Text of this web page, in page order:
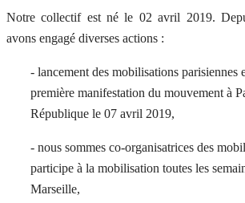
Notre collectif est né le 02 avril 2019.
avons engagé diverses actions :
- lancement des mobilisations parisiennes
première manifestation du mouvement à
République le 07 avril 2019,
- nous sommes co-organisatrices des
participe à la mobilisation toutes les
Marseille,